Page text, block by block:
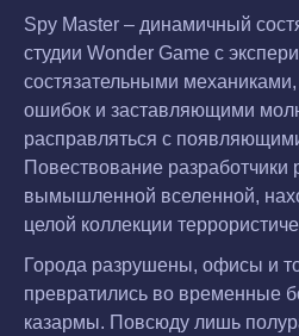
Spy Master – динамичный
студии Wonder Game с
состязательными
ошибок и заставляющими
расправляться с
Повествование разработчики
вымышленной вселенной,
целой коллекции
Города разрушены, офисы и
превратились во временные
казармы. Повсюду лишь